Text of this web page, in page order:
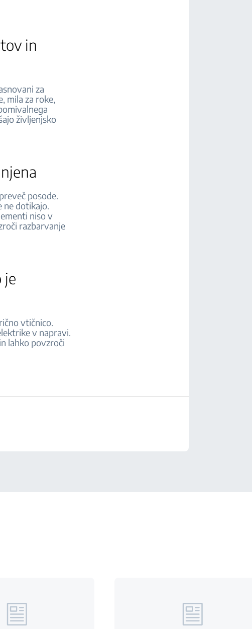
in
za
mila za roke,
življenjsko
posode.
ne dotikajo.
niso v
razbarvanje
je
vtičnico.
v napravi.
lahko povzroči